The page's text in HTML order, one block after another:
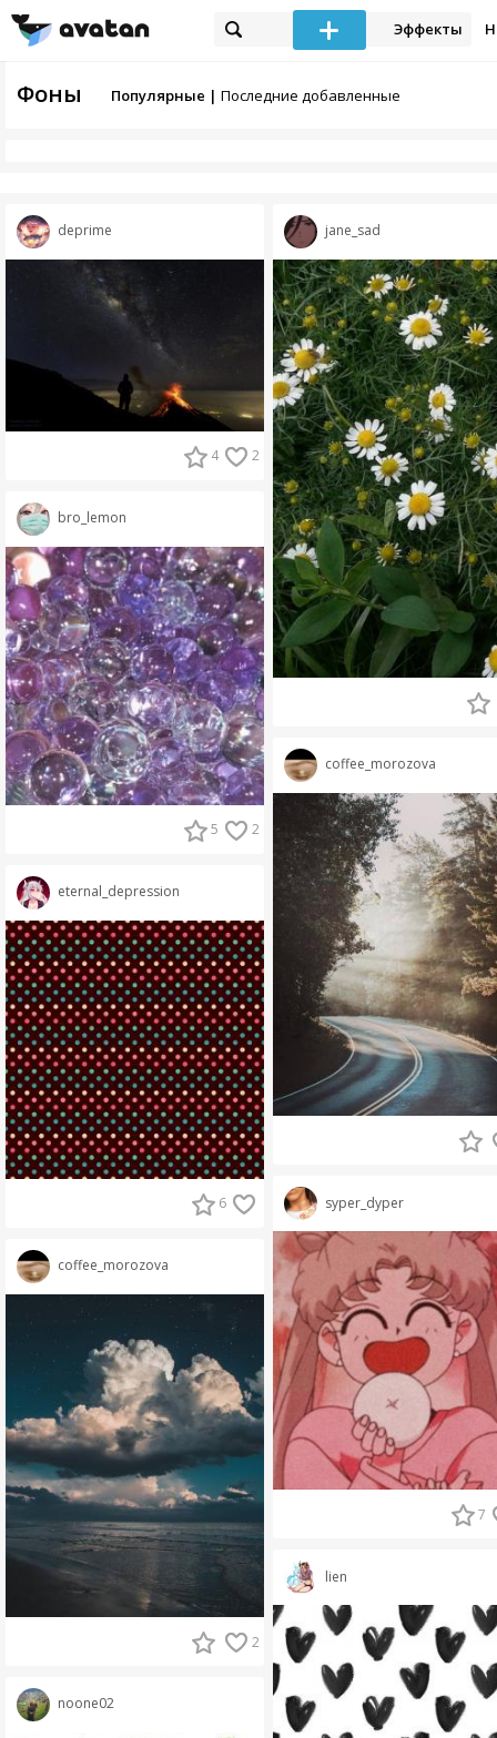
Эффекты
Фоны Популярные | Последние добавленные
deprime
4 2
bro_lemon
5 2
eternal_depression
6
coffee_morozova
2
noone02
jane_sad
coffee_morozova
syper_dyper
7
lien